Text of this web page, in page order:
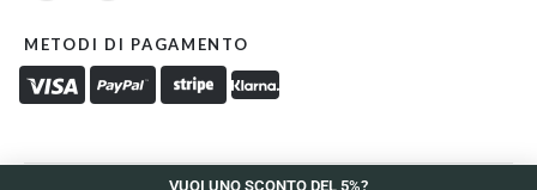
METODI DI PAGAMENTO
VUOI UNO SCONTO DEL 5%?